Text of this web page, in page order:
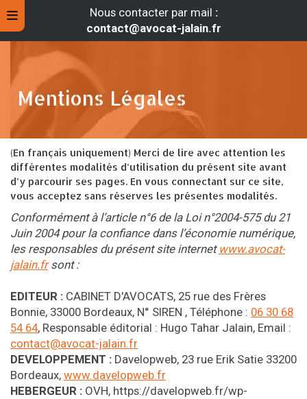
Nous contacter par mail :
contact@avocat-jalain.fr
Mentions Légales
(En français uniquement) Merci de lire avec attention les
différentes modalités d’utilisation du présent site avant
d’y parcourir ses pages. En vous connectant sur ce site,
vous acceptez sans réserves les présentes modalités.
Conformément à l’article n°6 de la Loi n°2004-575 du 21
Juin 2004 pour la confiance dans l’économie numérique,
les responsables du présent site internet www.avocat-
jalain.frsont :
EDITEUR : CABINET D'AVOCATS, 25 rue des Frères
Bonnie, 33000 Bordeaux, N° SIREN , Téléphone : 06 30 68
54 64, Responsable éditorial : Hugo Tahar Jalain, Email :
contact@avocat-jalain.fr
DEVELOPPEMENT : Davelopweb, 23 rue Erik Satie 33200
Bordeaux, www.davelopweb.fr
HEBERGEUR : OVH, https://davelopweb.fr/wp-